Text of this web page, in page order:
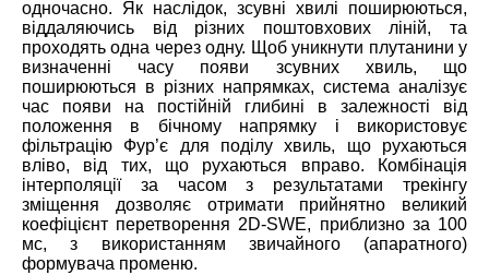
одночасно. Як наслідок, зсувні хвилі поширюються,
віддаляючись від різних поштовхових ліній, та
проходять одна через одну. Щоб уникнути плутанини у
визначенні часу появи зсувних хвиль, що
поширюються в різних напрямках, система аналізує
час появи на постійній глибині в залежності від
положення в бічному напрямку і використовує
фільтрацію Фур’є для поділу хвиль, що рухаються
вліво, від тих, що рухаються вправо. Комбінація
інтерполяції за часом з результатами трекінгу
зміщення дозволяє отримати прийнятно великий
коефіцієнт перетворення 2D-SWE, приблизно за 100
мс, з використанням звичайного (апаратного)
формувача променю.